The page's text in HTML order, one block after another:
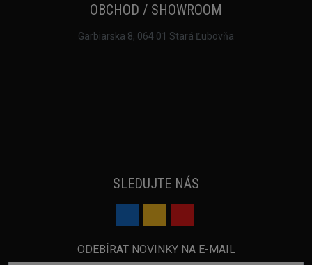
OBCHOD / SHOWROOM
Garbiarska 8, 064 01 Stará Ľubovňa
SLEDUJTE NÁS
ODEBÍRAT NOVINKY NA E-MAIL